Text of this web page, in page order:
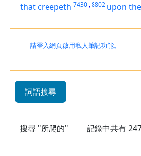
that creepeth 7430 ,8802 upon
請登入網頁啟用私人筆記功能。
詞語搜尋
搜尋 "所爬的" 記錄中共有